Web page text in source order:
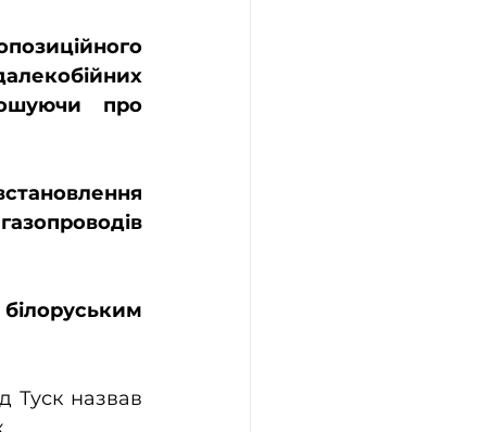
про
Туск назвав